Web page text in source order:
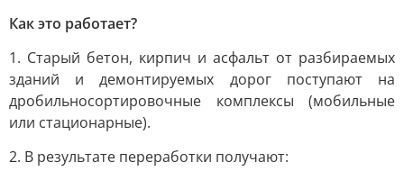
Как это работает?
1. Старый бетон, кирпич и асфальт от разбираемых
зданий и демонтируемых дорог поступают на
дробильносортировочные комплексы (мобильные
или стационарные).
2. В результате переработки получают: